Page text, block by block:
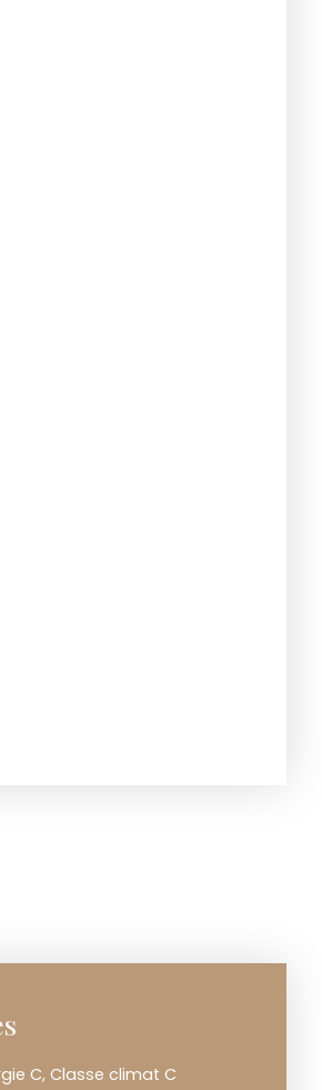
C, Classe climat C